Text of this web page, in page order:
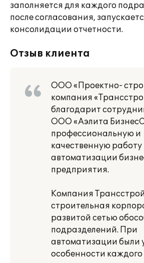
заполняется для каждого
после согласования,
консолидации отчетности.
Отзыв клиента
ООО «Проектно-
компания
благодарит
ООО «Аэлита
профессиональную и
качественную работу
автоматизации
предприятия.
Компания
строительная
развитой сетью
подразделений. При
автоматизации были
особенности каждого